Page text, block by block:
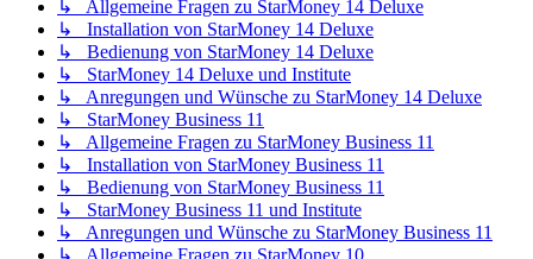
↳ Allgemeine Fragen zu StarMoney 14 Deluxe
↳ Installation von StarMoney 14 Deluxe
↳ Bedienung von StarMoney 14 Deluxe
↳ StarMoney 14 Deluxe und Institute
↳ Anregungen und Wünsche zu StarMoney 14 Deluxe
↳ StarMoney Business 11
↳ Allgemeine Fragen zu StarMoney Business 11
↳ Installation von StarMoney Business 11
↳ Bedienung von StarMoney Business 11
↳ StarMoney Business 11 und Institute
↳ Anregungen und Wünsche zu StarMoney Business 11
↳ Allgemeine Fragen zu StarMoney 10